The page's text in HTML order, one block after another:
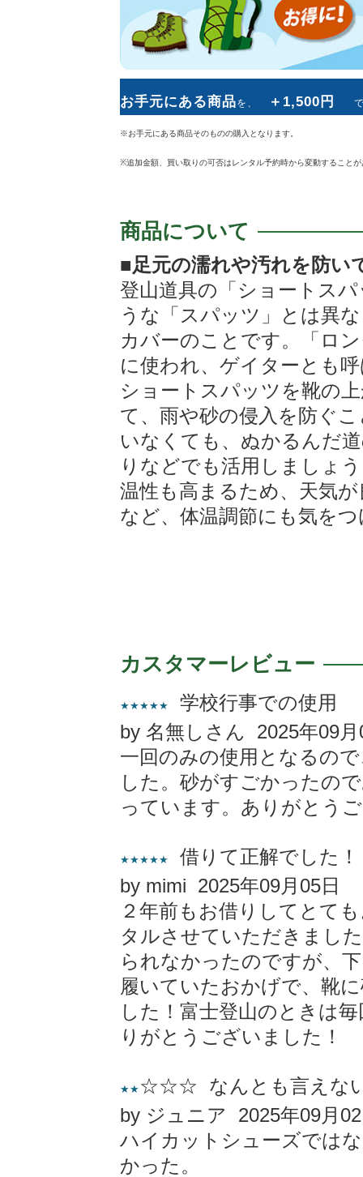
お手元にある商品を、 ＋1,500円
レンタル料金 1,000円 + 追加料金
※お手元にある商品そ
※追加金額、買い取りの可否はレンタル予約時から変動する
レンタル
レンタル商品をお気に入り頂けましたら、同じ商品
(受付:平日
お問合
https://
※お手元にある商品そのものの購入となります。
※追加金額、買い取りの可否はレンタル予約時から変動すること
商品について
■足元の濡れや汚れを防い
登山道具の「ショートス
うな「スパッツ」とは異
カバーのことです。「ロ
に使われ、ゲイターとも
ショートスパッツを靴の
て、雨や砂の侵入を防ぐ
いなくても、ぬかるんだ
りなどでも活用しましょ
温性も高まるため、天気
など、体温調節にも気を
カスタマーレビュー
★★★★★
学校行事での使用
by 名無しさん 2025年09月
一回のみの使用となるの
した。砂がすごかったの
っています。ありがとう
★★★★★
借りて正解でした！
by mimi 2025年09月05日
２年前もお借りしてとて
タルさせていただきまし
られなかったのですが、
履いていたおかげで、靴
した！富士登山のときは
りがとうございました！
★★ ☆☆☆ なんとも言えな
by ジュニア 2025年09月
ハイカットシューズでは
かった。